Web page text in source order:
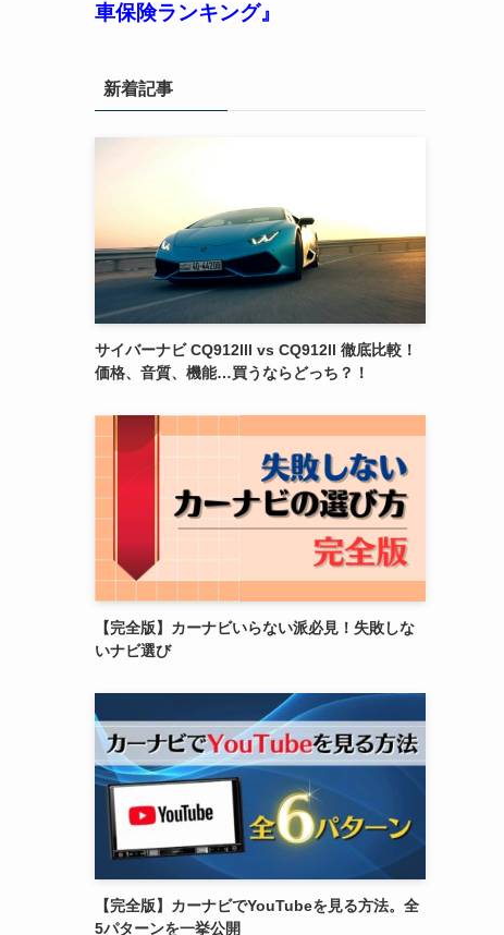
車保険ランキング』
新着記事
サイバーナビ CQ912lll vs CQ912ll 徹底比較！
価格、音質、機能…買うならどっち？！
【完全版】カーナビいらない派必見！失敗しな
いナビ選び
【完全版】カーナビでYouTubeを見る方法。全
5パターンを一挙公開